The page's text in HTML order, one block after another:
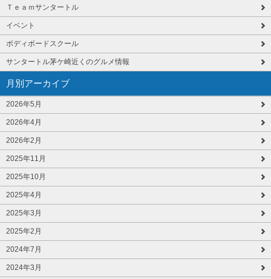
Ｔｅａｍサンタートル
イベント
ボディボードスクール
サンタートル茅ケ崎近くのグルメ情報
月別アーカイブ
2026年5月
2026年4月
2026年2月
2025年11月
2025年10月
2025年4月
2025年3月
2025年2月
2024年7月
2024年3月